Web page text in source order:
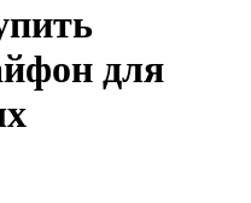
для